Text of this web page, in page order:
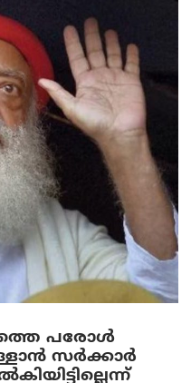
പരോൾ
സർക്കാർ